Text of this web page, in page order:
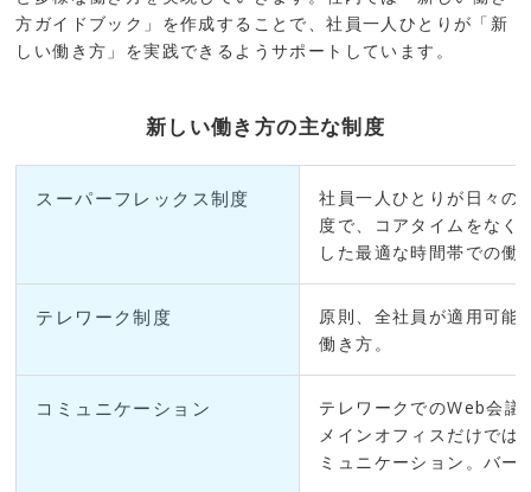
方ガイドブック」を作成することで、社員一人ひとりが「新
しい働き方」を実践できるようサポートしています。
新しい働き方の主な制度
スーパーフレックス制度
社員一人ひとりが日々の
度で、コアタイムをなく
した最適な時間帯での働
テレワーク制度
原則、全社員が適用可能
働き方。
コミュニケーション
テレワークでのWeb会議
メインオフィスだけでは
ミュニケーション。バー